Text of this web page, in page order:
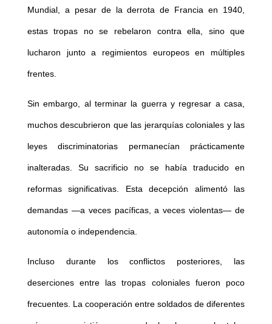
Mundial, a pesar de la derrota de Francia en 1940,
estas tropas no se rebelaron contra ella, sino que
lucharon junto a regimientos europeos en múltiples
frentes.
Sin embargo, al terminar la guerra y regresar a casa,
muchos descubrieron que las jerarquías coloniales y las
leyes discriminatorias permanecían prácticamente
inalteradas. Su sacrificio no se había traducido en
reformas significativas. Esta decepción alimentó las
demandas —a veces pacíficas, a veces violentas— de
autonomía o independencia.
Incluso durante los conflictos posteriores, las
deserciones entre las tropas coloniales fueron poco
frecuentes. La cooperación entre soldados de diferentes